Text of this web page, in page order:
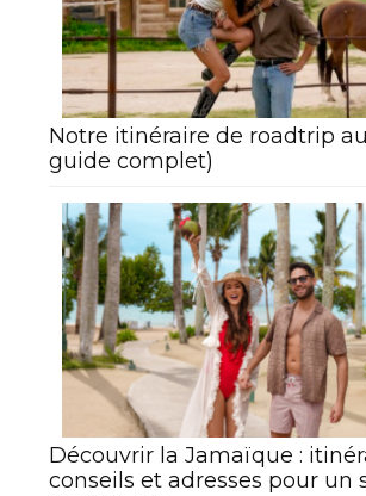
Notre itinéraire de roadtrip
guide complet)
Découvrir la Jamaïque :
conseils et adresses pour un